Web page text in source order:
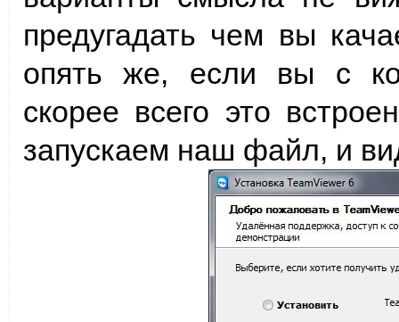
предугадать чем вы
опять же, если вы с
скорее всего это
запускаем наш файл, и